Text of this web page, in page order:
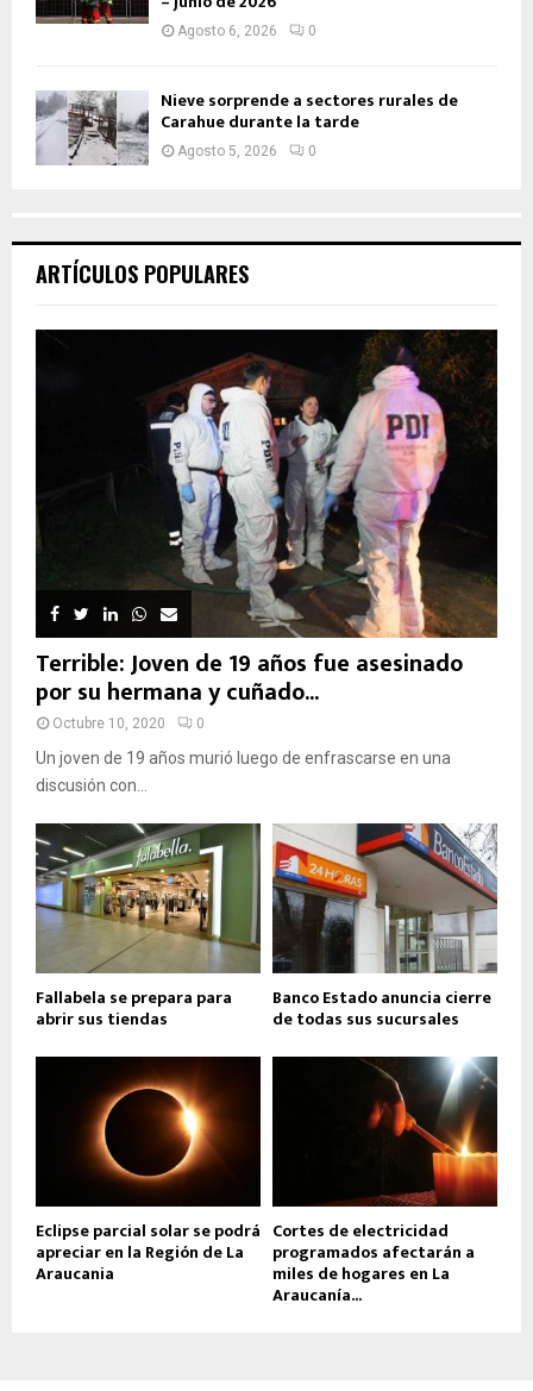
Agosto 6, 2026 0
Nieve sorprende a sectores rurales de
Carahue durante la tarde
Agosto 5, 2026 0
ARTÍCULOS POPULARES
Terrible: Joven de 19 años fue asesinado
por su hermana y cuñado...
Octubre 10, 2020 0
Un joven de 19 años murió luego de enfrascarse en una
discusión con...
Fallabela se prepara para
abrir sus tiendas
Banco Estado anuncia cierre
de todas sus sucursales
Eclipse parcial solar se podrá
apreciar en la Región de La
Araucania
Cortes de electricidad
programados afectarán a
miles de hogares en La
Araucanía...